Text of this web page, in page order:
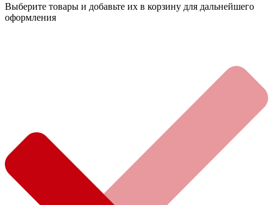
Выберите товары и добавьте их в корзину для дальнейшего
оформления